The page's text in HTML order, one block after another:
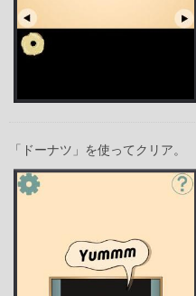
「ドーナツ」を使ってクリア。